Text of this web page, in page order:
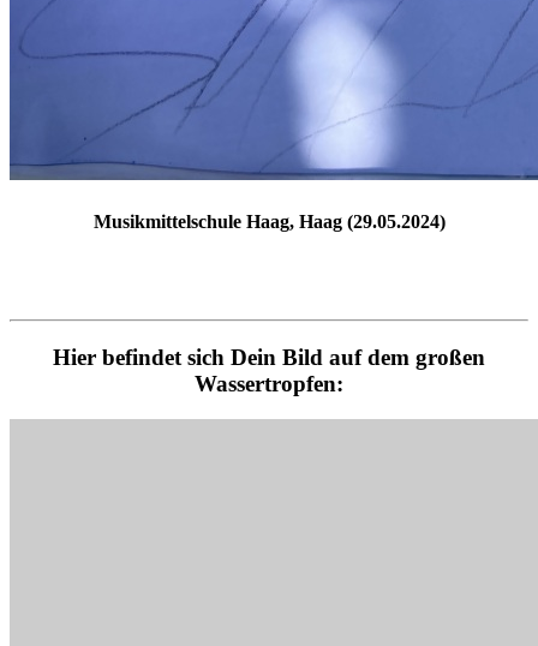
Musikmittelschule Haag, Haag (29.05.2024)
Hier befindet sich Dein Bild auf dem großen
Wassertropfen: